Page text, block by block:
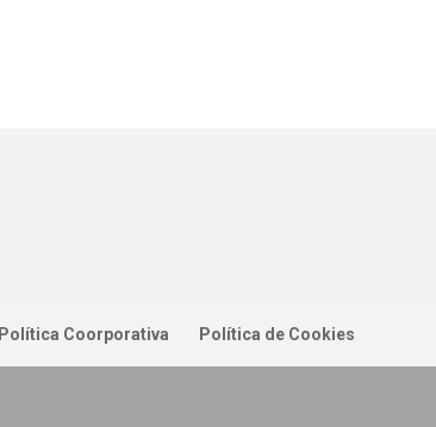
Política Coorporativa Política de Cookies